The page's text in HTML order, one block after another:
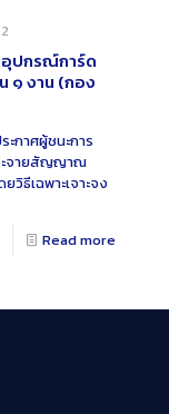
อุปกรณ์การ์ด
๑ งาน (กอง
ะกาศผู้ชนะการ
ะจายสัญญาณ
ธีเฉพาะเจาะจง
Read more